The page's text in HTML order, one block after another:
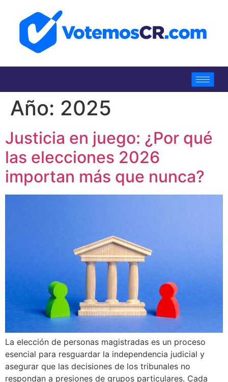
Año: 2025
Justicia en juego: ¿Por qué
las elecciones 2026
importan más que nunca?
La elección de personas magistradas es un proceso
esencial para resguardar la independencia judicial y
asegurar que las decisiones de los tribunales no
respondan a presiones de grupos particulares. Cada